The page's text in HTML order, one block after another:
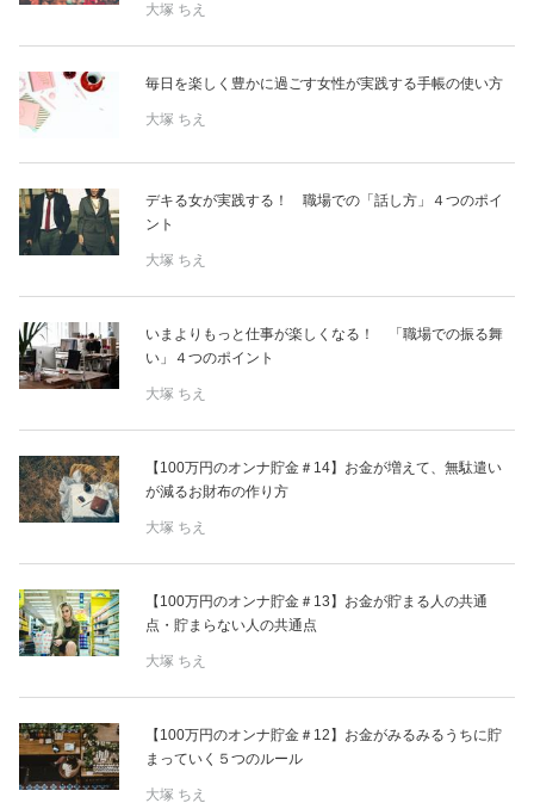
大塚 ちえ
毎日を楽しく豊かに過ごす女性が実践する手帳の使い方
大塚 ちえ
デキる女が実践する！ 職場での「話し方」４つのポイ
ント
大塚 ちえ
いまよりもっと仕事が楽しくなる！ 「職場での振る舞
い」４つのポイント
大塚 ちえ
【100万円のオンナ貯金＃14】お金が増えて、無駄遣い
が減るお財布の作り方
大塚 ちえ
【100万円のオンナ貯金＃13】お金が貯まる人の共通
点・貯まらない人の共通点
大塚 ちえ
【100万円のオンナ貯金＃12】お金がみるみるうちに貯
まっていく５つのルール
大塚 ちえ